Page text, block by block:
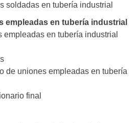
soldadas en tubería industrial
empleadas en tubería industrial
empleadas en tubería industrial
de uniones empleadas en tubería
final